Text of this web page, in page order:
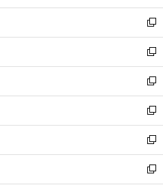
開
く
ウ
で
開
く
ン
ド
ウ
で
開
く
ウ
ィ
ン
ド
ウ
で
開
く
新
し
い
ウ
ィ
ン
ド
ウ
で
開
く
新
し
い
ウ
ィ
ン
ド
ウ
で
新
し
い
ウ
ィ
ン
ド
新
し
い
ウ
ィ
新
し
い
新